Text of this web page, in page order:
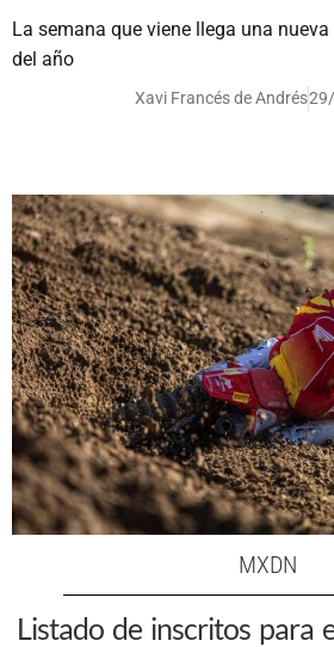
La semana que viene llega una
del año
Xavi Francés de Andrés
MXDN
Listado de inscritos para